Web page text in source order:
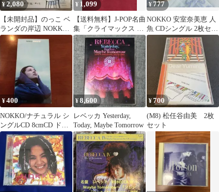
¥2,080
【未開封品】のっこ ベ
ランダの岸辺 NOKKO
CD
¥ 1,099
【送料無料】J-POP名曲
集「クライマックス ド
ラマティック・ソング
ス」
¥777
NOKKO 安室奈美恵 人
魚 CDシングル 2枚セッ
ト
¥400
NOKKO/ナチュラル シ
ングルCD 8cmCD ドラ
マ ふたりっ子主題歌
¥8,600
レベッカ Yesterday,
Today, Maybe Tomorrow
¥700
(M8) 松任谷由美 2枚
セット